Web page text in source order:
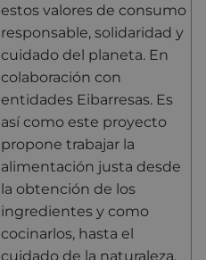
estos valores de consumo
responsable, solidaridad y
cuidado del planeta. En
colaboración con
entidades Eibarresas. Es
así como este proyecto
propone trabajar la
alimentación justa desde
la obtención de los
ingredientes y como
cocinarlos, hasta el
cuidado de la naturaleza,